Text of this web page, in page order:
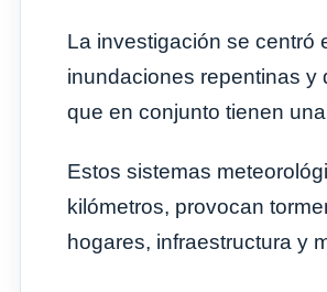
La investigación se centró
inundaciones repentinas y
que en conjunto tienen
Estos sistemas
kilómetros, provocan
hogares, infraestructura y